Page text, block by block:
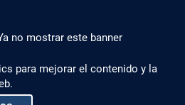
NOSOTROS
Contáctenos
no mostrar este banner
para mejorar el contenido y la